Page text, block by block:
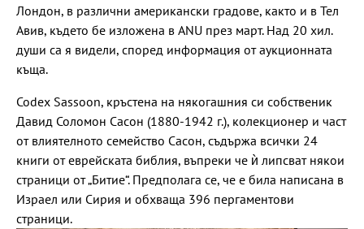
Лондон, в различни американски градове, както и в Тел
Авив, където бе изложена в ANU през март. Над 20 хил.
души са я видели, според информация от аукционната
къща.
Codex Sassoon, кръстена на някогашния си собственик
Давид Соломон Сасон (1880-1942 г.), колекционер и част
от влиятелното семейство Сасон, съдържа всички 24
книги от еврейската библия, въпреки че ѝ липсват някои
страници от „Битие“. Предполага се, че е била написана в
Израел или Сирия и обхваща 396 пергаментови
страници.